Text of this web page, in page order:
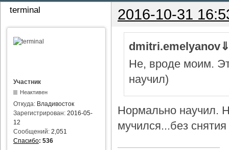
terminal 2016-10-31
Участник
Неактивен
Откуда: Владивосток
Зарегистрирован: 2016-05-
12
Сообщений: 2,051
Спасибо: 536
Не, вроде моим.
научил)
Нормально научил.
мучился...без снятия